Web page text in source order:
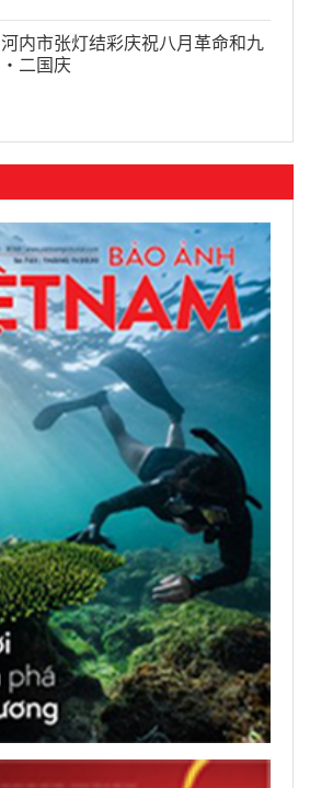
河内市张灯结彩庆祝八月革命和九
·二国庆